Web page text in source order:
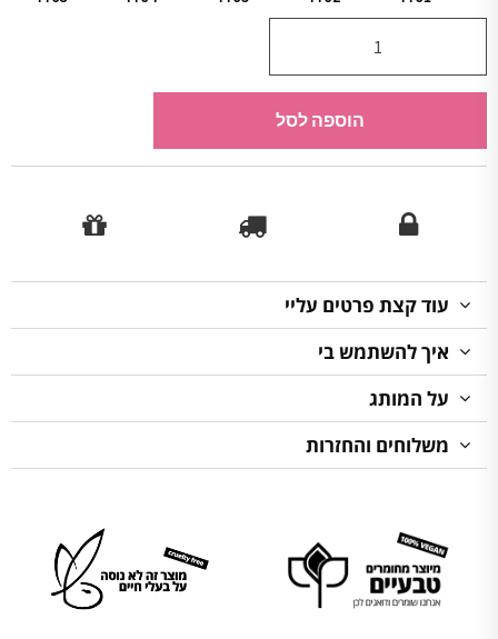
הוספה לסל
עוד קצת פרטים עליי
איך להשתמש בי
על המותג
משלוחים והחזרות